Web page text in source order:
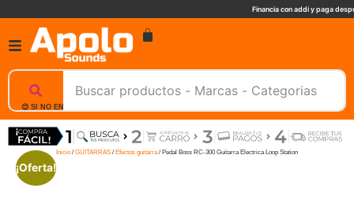
Financia con addi y paga
😊 SI NO ENCUENTRAS UN PRODUCTO, NOSOTROS TE AYUDAMOS, ESCRIBENOS. 📲
Inicio / GUITARRAS / Efectos guitarra/ Pedal Boss RC-300 Guitarra Electrica Loop Station
¡Oferta!